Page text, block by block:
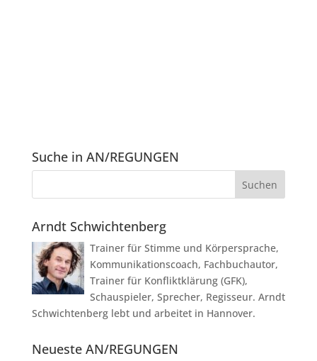
Suche in AN/REGUNGEN
Arndt Schwichtenberg
Trainer für Stimme und Körpersprache,
Kommunikationscoach, Fachbuchautor,
Trainer für Konfliktklärung (GFK),
Schauspieler, Sprecher, Regisseur. Arndt
Schwichtenberg lebt und arbeitet in Hannover.
Neueste AN/REGUNGEN